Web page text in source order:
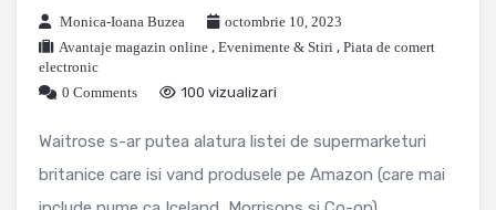
Monica-Ioana Buzea
octombrie 10, 2023
Avantaje magazin online , Evenimente & Stiri , Piata de comert
electronic
0 Comments
100 vizualizari
Waitrose s-ar putea alatura listei de supermarketuri
britanice care isi vand produsele pe Amazon (care mai